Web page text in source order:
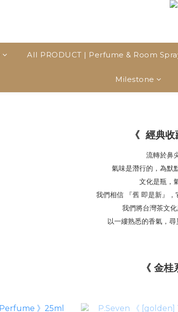
AII PRODUCT | Perfume & Room
Milestone
《 經典收
流轉於鼻
氣味是潛行的，為默
文化是瓶，
我們相信 『舊 即是新』，
我們將台灣茶文
以一縷熟悉的香氣， 尋
《 金桂